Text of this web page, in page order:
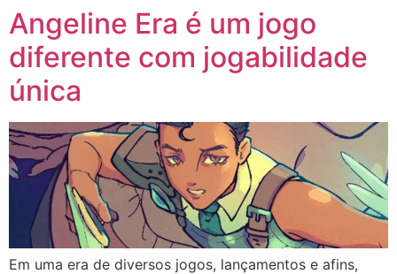
Angeline Era é um jogo
diferente com jogabilidade
única
Em uma era de diversos jogos, lançamentos e afins,